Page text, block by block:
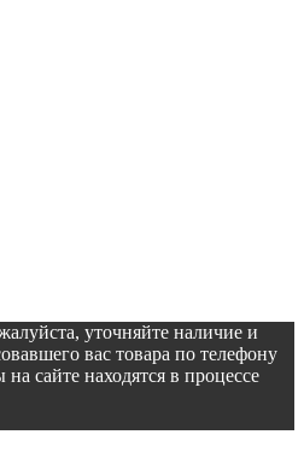
уточняйте наличие и
вас товара по телефону
сайте находятся в процессе